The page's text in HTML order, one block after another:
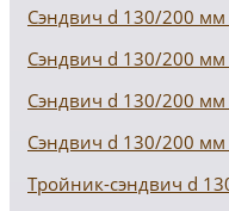
Сэндвич d 130/200
Сэндвич d 130/200
Сэндвич d 130/200
Сэндвич d 130/200
Тройник-сэндвич d